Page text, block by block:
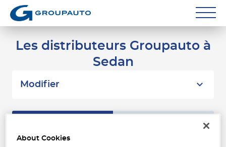
Carrossiers
Les distributeurs Groupauto à
Sedan
Modifier
About Cookies